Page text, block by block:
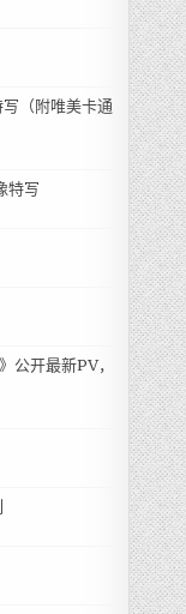
写（附唯美卡通
特写
公开最新PV，